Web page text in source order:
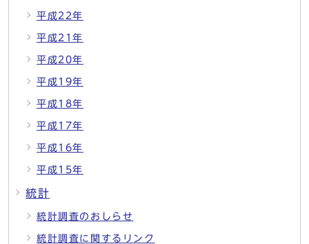
平成22年
平成21年
平成20年
平成19年
平成18年
平成17年
平成16年
平成15年
統計
統計調査のおしらせ
統計調査に関するリンク